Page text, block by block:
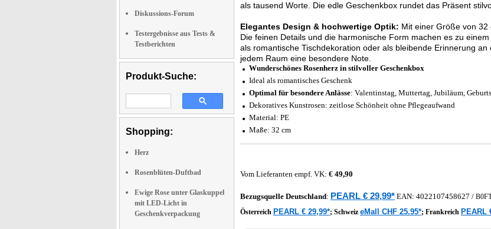
Diskussions-Forum
Testergebnisse aus Tests &
Testberichten
Produkt-Suche:
Shopping:
Herz
Rosenblüten-Duftbad
Ewige Rose unter Glaskuppel
mit LED-Licht in
Geschenkverpackung
als tausend Worte. Die edle Geschenkbox rundet das Präsent
Elegantes Design & hochwertige Optik: Mit einer Größe von 32
Die feinen Details und die harmonische Form machen es zu
als romantische Tischdekoration oder als bleibende Erinnerung
jedem Raum eine besondere Note.
Wunderschönes Rosenherz in stilvoller Geschenkbox
Ideal als romantisches Geschenk
Optimal für besondere Anlässe: Valentinstag, Muttertag, Jubiläum,
Dekoratives Kunstrosen: zeitlose Schönheit ohne Pflegeaufwand
Material: PE
Maße: 32 cm
Vom Lieferanten empf. VK: € 49,90
Bezugsquelle Deutschland: PEARL € 29,99* EAN: 4022107458627 /
Österreich PEARL € 29,99*; Schweiz eMall CHF 25.95*; Frankreich PEARL